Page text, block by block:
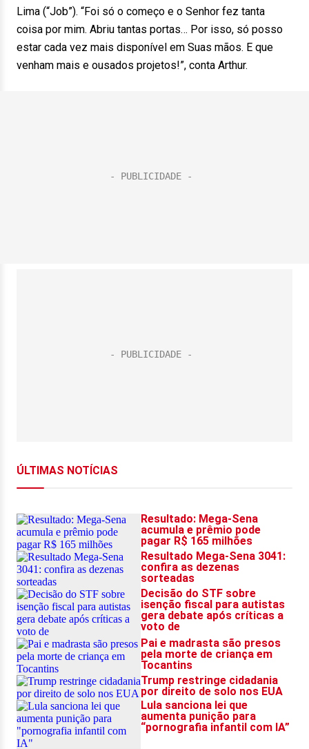
Lima (“Job”). “Foi só o começo e o Senhor fez tanta
coisa por mim. Abriu tantas portas… Por isso, só posso
estar cada vez mais disponível em Suas mãos. E que
venham mais e ousados projetos!”, conta Arthur.